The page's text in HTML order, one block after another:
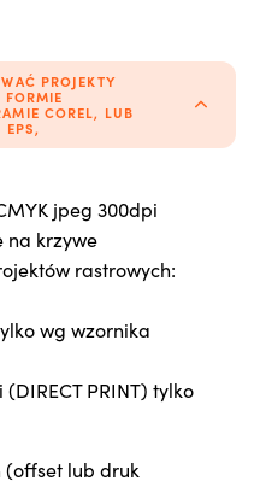
PROJEKTY
COREL, LUB
EPS,
jpeg 300dpi
na krzywe
rastrowych:
wg wzornika
PRINT) tylko
lub druk